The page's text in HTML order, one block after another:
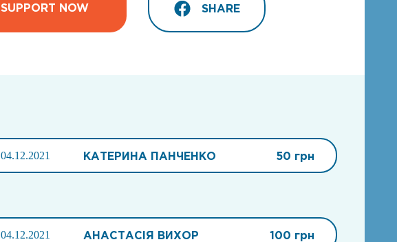
SUPPORT NOW SHARE
04.12.2021 КАТЕРИНА ПАНЧЕНКО 50 грн
04.12.2021 АНАСТАСІЯ ВИХОР 100 грн